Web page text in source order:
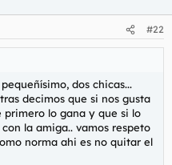
#22
dos chicas...
decimos que si nos gusta
primero lo gana y que si lo
la amiga.. vamos respeto
norma ahi es no quitar el